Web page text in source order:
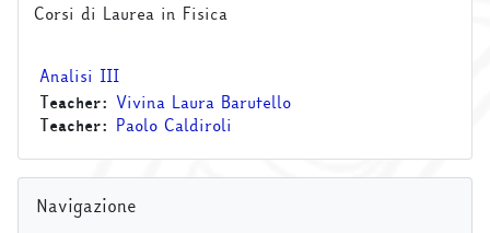
Corsi di Laurea in Fisica
Analisi III
Teacher: Vivina Laura Barutello
Teacher: Paolo Caldiroli
Salta Navigazione
Navigazione